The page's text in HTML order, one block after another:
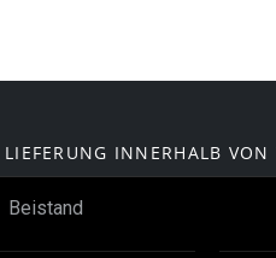
LIEFERUNG INNERHALB VON
Beistand